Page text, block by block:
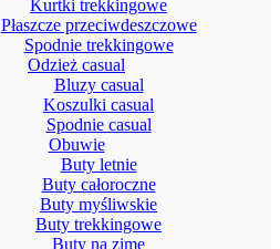
Kurtki trekkingowe
Płaszcze przeciwdeszczowe
Spodnie trekkingowe
Odzież casual
Bluzy casual
Koszulki casual
Spodnie casual
Obuwie
Buty letnie
Buty całoroczne
Buty myśliwskie
Buty trekkingowe
Buty na zimę